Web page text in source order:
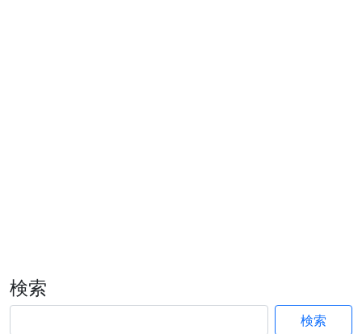
検索
検索